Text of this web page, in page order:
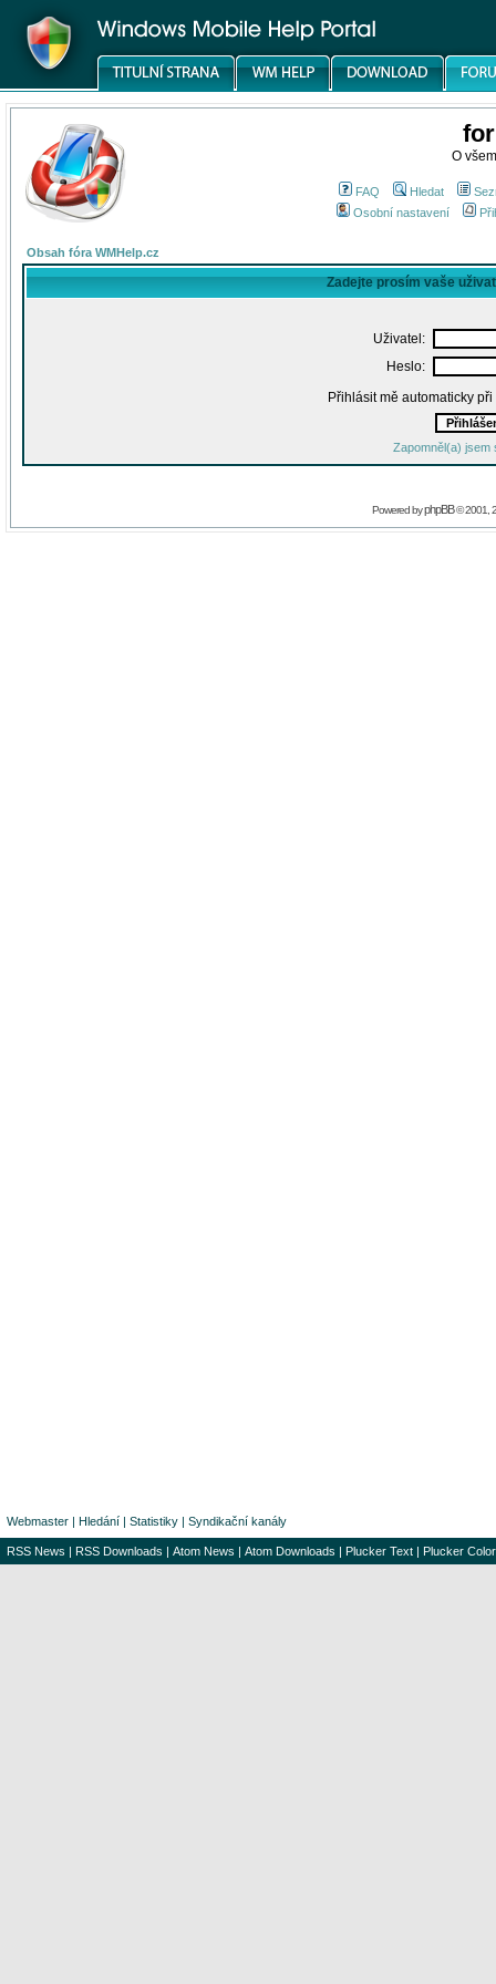
O
FAQ Hledat
Osobní nastavení
Obsah fóra WMHelp.cz
Zadejte prosím vaše
Uživatel:
Heslo:
Přihlásit mě automaticky
Zapomněl(a) jsem
Powered byphpBB© 2001,
Webmaster | Hledání | Statistiky | Syndikační kanály
RSS News | RSS Downloads | Atom News | Atom Downloads | Plucker Text | Plucker Color